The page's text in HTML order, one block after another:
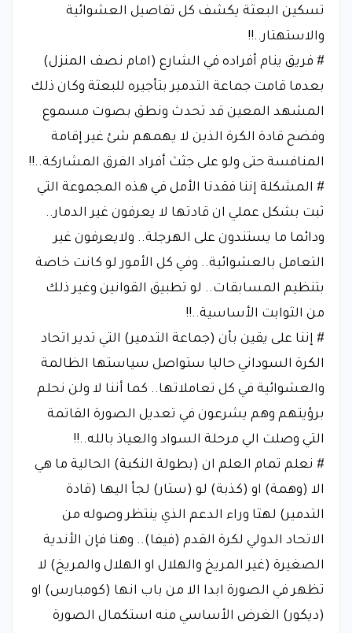
تسكين البعثة يكشف كل تفاصيل العشوائية
والاستهتار..!!
# فريق ينام أفراده في الشارع (امام نصف المنزل)
بعدما قامت جماعة التدمير بتأجيره للبعثة وكان ذلك
المشهد المعين قد تحدث ونطق بصوت مسموع
وفضح قادة الكرة الذين لا يهمهم شئ غير إقامة
المنافسة حتى ولو على جثث أفراد الفرق المشاركة..!!
# المشكلة إننا فقدنا الأمل في هذه المجموعة التي
ثبت بشكل عملي ان قادتها لا يعرفون غير الدمار..
ودائما ما يستندون على الهرجلة.. ولايعرفون غير
التعامل بالعشوائية.. وفي كل الأمور لو كانت خاصة
بتنظيم المسابقات.. لو تطبيق القوانين وغير ذلك
من الثوابت الأساسية..!!
# إننا على يقين بأن (جماعة التدمير) التي تدير اتحاد
الكرة السوداني حاليا ستواصل سياستها الظالمة
والعشوائية في كل تعاملاتها.. كما أننا لا ولن نحلم
برؤيتهم وهم يشرعون في تعديل الصورة القاتمة
التي وصلت الي مرحلة السواد والعياذ بالله..!!
# نعلم تمام العلم ان (بطولة النكبة) الحالية ما هي
الا (وهمة) او (كذبة) لو (ستار) لجأ اليها (قادة
التدمير) لهثا وراء الدعم الذي ينتظر وصوله من
الاتحاد الدولي لكرة القدم (فيفا).. وهنا فإن الأندية
الصغيرة (غير المريخ والهلال او الهلال والمريخ) لا
تظهر في الصورة ابدا الا من باب انها (كومبارس) او
(ديكور) الغرض الأساسي منه استكمال الصورة